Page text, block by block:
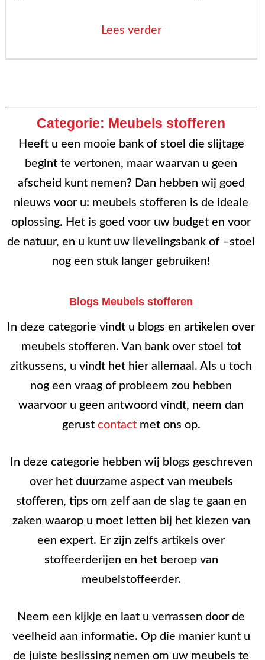
Lees verder“Zelf
u
zo!”
Categorie: Meubels stofferen
Heeft u een mooie bank of stoel die slijtage
begint te vertonen, maar waarvan u geen
afscheid kunt nemen? Dan hebben wij goed
nieuws voor u: meubels stofferen is de ideale
oplossing. Het is goed voor uw budget en voor
de natuur, en u kunt uw lievelingsbank of –stoel
nog een stuk langer gebruiken!
Blogs Meubels stofferen
In deze categorie vindt u blogs en artikelen over
meubels stofferen. Van bank over stoel tot
zitkussens, u vindt het hier allemaal. Als u toch
nog een vraag of probleem zou hebben
waarvoor u geen antwoord vindt, neem dan
gerust contactmet ons op.
In deze categorie hebben wij blogs geschreven
over het duurzame aspect van meubels
stofferen, tips om zelf aan de slag te gaan en
zaken waarop u moet letten bij het kiezen van
een expert. Er zijn zelfs artikels over
stoffeerderijen en het beroep van
meubelstoffeerder.
Neem een kijkje en laat u verrassen door de
veelheid aan informatie. Op die manier kunt u
de juiste beslissing nemen om uw meubels te